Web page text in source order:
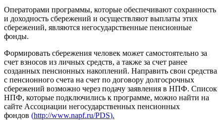
Операторами программы, которые обеспечивают сохранность
и доходность сбережений и осуществляют выплаты этих
сбережений, являются негосударственные пенсионные
фонды.
Формировать сбережения человек может самостоятельно за
счет взносов из личных средств, а также за счет ранее
созданных пенсионных накоплений. Направить свои средства
с пенсионного счета на счет по договору долгосрочных
сбережений возможно через подачу заявления в НПФ. Список
НПФ, которые подключились к программе, можно найти на
сайте Ассоциации негосударственных пенсионных
фондов (http://www.napf.ru/PDS).